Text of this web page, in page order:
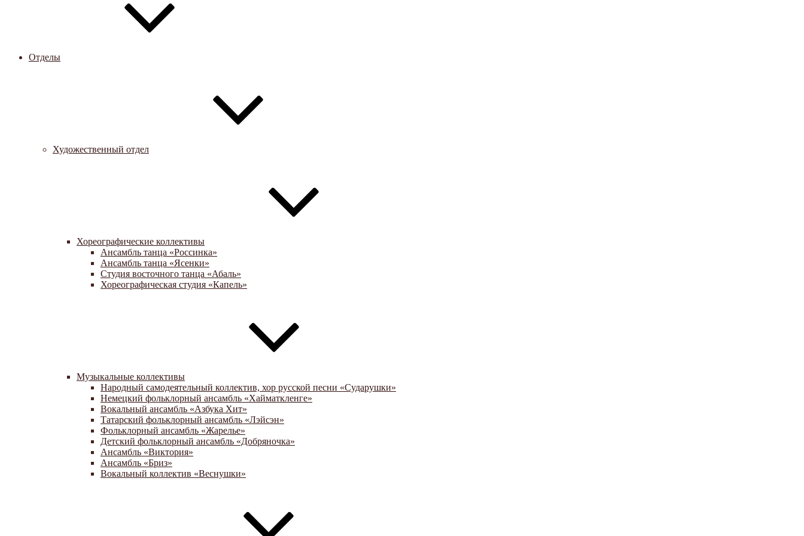
Отделы
Художественный отдел
Хореографические коллективы
Ансамбль танца «Россинка»
Ансамбль танца «Ясенки»
Студия восточного танца «Абаль»
Хореографическая студия «Капель»
Музыкальные коллективы
Народный самодеятельный коллектив, хор русской песни «Сударушки»
Немецкий фольклорный ансамбль «Хайматкленге»
Вокальный ансамбль «Азбука Хит»
Татарский фольклорный ансамбль «Лэйсэн»
Фольклорный ансамбль «Жарелье»
Детский фольклорный ансамбль «Добряночка»
Ансамбль «Виктория»
Ансамбль «Бриз»
Вокальный коллектив «Веснушки»